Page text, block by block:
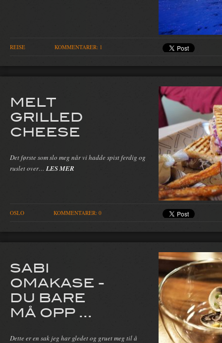
REISE KOMMENTARER: 1
MELT
GRILLED
CHEESE
Det første som slo meg når vi hadde spist ferdig og
ruslet over… LES MER
OSLO KOMMENTARER: 0
SABI
OMAKASE -
DU BARE
MÅ OPP ...
Dette er en sak jeg har gledet og gruet meg til å